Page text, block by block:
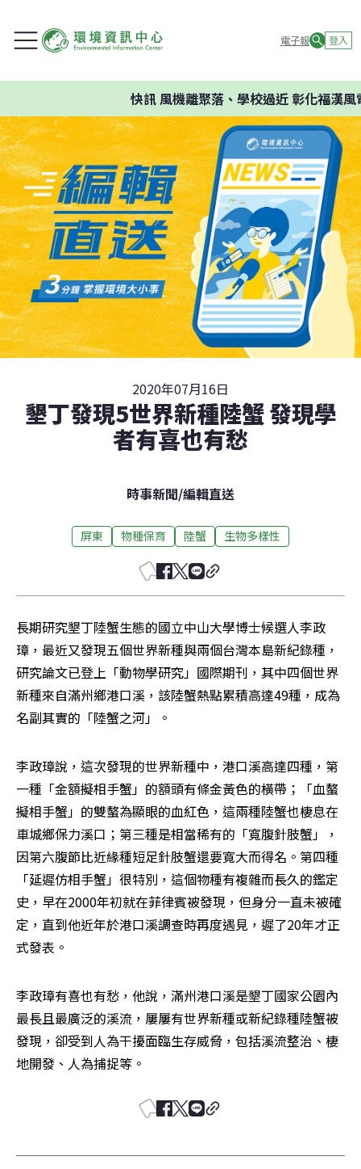
電子報 登入
快訊風機離聚落、學校過近 彰化福漢風
2020年07月16日
墾丁發現5世界新種陸蟹 發現學
者有喜也有愁
時事新聞/編輯直送
屏東 物種保育 陸蟹 生物多樣性
長期研究墾丁陸蟹生態的國立中山大學博士候選人李政
璋，最近又發現五個世界新種與兩個台灣本島新紀錄種，
研究論文已登上「動物學研究」國際期刊，其中四個世界
新種來自滿州鄉港口溪，該陸蟹熱點累積高達49種，成為
名副其實的「陸蟹之河」。
李政璋說，這次發現的世界新種中，港口溪高達四種，第
一種「金額擬相手蟹」的額頭有條金黃色的橫帶；「血螯
擬相手蟹」的雙螯為顯眼的血紅色，這兩種陸蟹也棲息在
車城鄉保力溪口；第三種是相當稀有的「寬腹針肢蟹」，
因第六腹節比近緣種短足針肢蟹還要寬大而得名。第四種
「延遲仿相手蟹」很特別，這個物種有複雜而長久的鑑定
史，早在2000年初就在菲律賓被發現，但身分一直未被確
定，直到他近年於港口溪調查時再度遇見，遲了20年才正
式發表。
李政璋有喜也有愁，他說，滿州港口溪是墾丁國家公園內
最長且最廣泛的溪流，屢屢有世界新種或新紀錄種陸蟹被
發現，卻受到人為干擾面臨生存威脅，包括溪流整治、棲
地開發、人為捕捉等。